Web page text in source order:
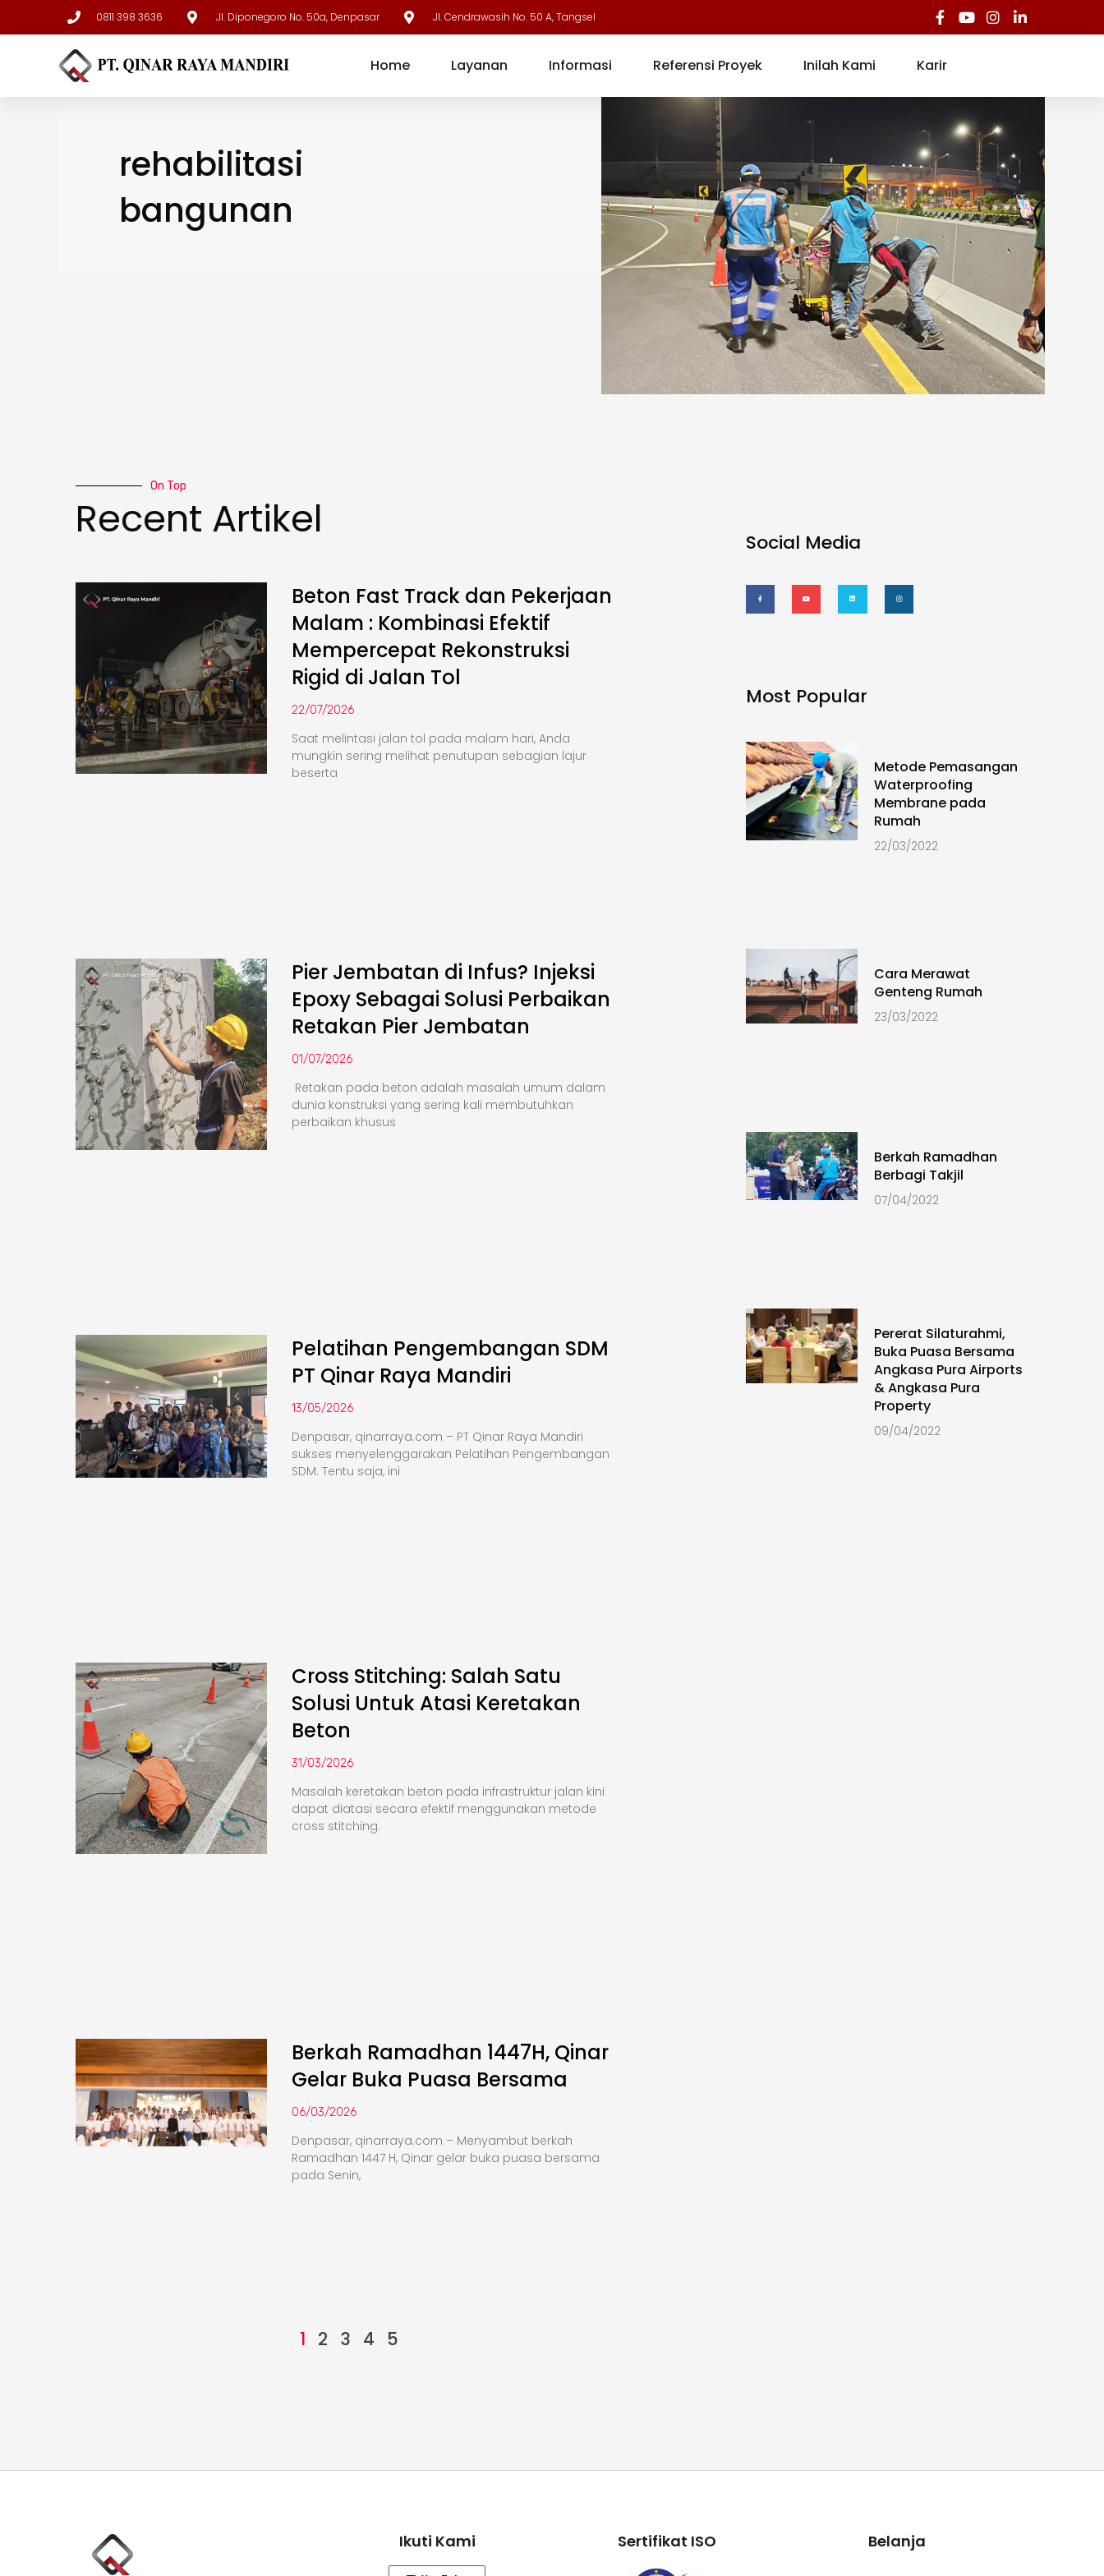
0811 398 3636 Jl. Diponegoro No. 50a, Denpasar Jl. Cendrawasih No. 50 A, Tangsel
Home Layanan Informasi Referensi Proyek Inilah Kami Karir
rehabilitasi
bangunan
On Top
Recent Artikel
Beton Fast Track dan Pekerjaan
Malam : Kombinasi Efektif
Mempercepat Rekonstruksi
Rigid di Jalan Tol
22/07/2026
Saat melintasi jalan tol pada malam hari, Anda
mungkin sering melihat penutupan sebagian lajur
beserta
Pier Jembatan di Infus? Injeksi
Epoxy Sebagai Solusi Perbaikan
Retakan Pier Jembatan
01/07/2026
Retakan pada beton adalah masalah umum dalam
dunia konstruksi yang sering kali membutuhkan
perbaikan khusus
Pelatihan Pengembangan SDM
PT Qinar Raya Mandiri
13/05/2026
Denpasar, qinarraya.com – PT Qinar Raya Mandiri
sukses menyelenggarakan Pelatihan Pengembangan
SDM. Tentu saja, ini
Cross Stitching: Salah Satu
Solusi Untuk Atasi Keretakan
Beton
31/03/2026
Masalah keretakan beton pada infrastruktur jalan kini
dapat diatasi secara efektif menggunakan metode
cross stitching.
Berkah Ramadhan 1447H, Qinar
Gelar Buka Puasa Bersama
06/03/2026
Denpasar, qinarraya.com – Menyambut berkah
Ramadhan 1447 H, Qinar gelar buka puasa bersama
pada Senin,
1 2 3 4 5
Social Media
Most Popular
Metode Pemasangan
Waterproofing
Membrane pada
Rumah
22/03/2022
Cara Merawat
Genteng Rumah
23/03/2022
Berkah Ramadhan
Berbagi Takjil
07/04/2022
Pererat Silaturahmi,
Buka Puasa Bersama
Angkasa Pura Airports
& Angkasa Pura
Property
09/04/2022
Ikuti Kami Sertifikat ISO Belanja